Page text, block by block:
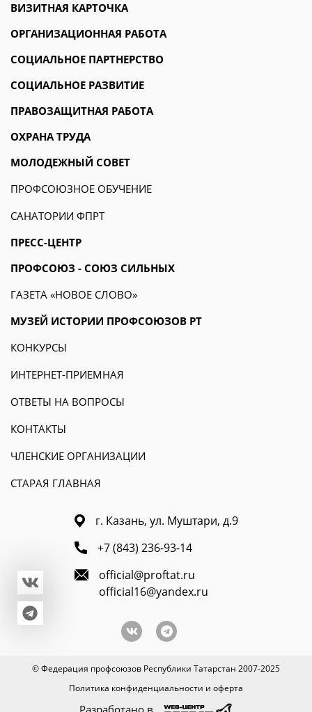
ВИЗИТНАЯ КАРТОЧКА
ОРГАНИЗАЦИОННАЯ РАБОТА
СОЦИАЛЬНОЕ ПАРТНЕРСТВО
СОЦИАЛЬНОЕ РАЗВИТИЕ
ПРАВОЗАЩИТНАЯ РАБОТА
ОХРАНА ТРУДА
МОЛОДЕЖНЫЙ СОВЕТ
ПРОФСОЮЗНОЕ ОБУЧЕНИЕ
САНАТОРИИ ФПРТ
ПРЕСС-ЦЕНТР
ПРОФСОЮЗ - СОЮЗ СИЛЬНЫХ
ГАЗЕТА «НОВОЕ СЛОВО»
МУЗЕЙ ИСТОРИИ ПРОФСОЮЗОВ РТ
КОНКУРСЫ
ИНТЕРНЕТ-ПРИЕМНАЯ
ОТВЕТЫ НА ВОПРОСЫ
КОНТАКТЫ
ЧЛЕНСКИЕ ОРГАНИЗАЦИИ
СТАРАЯ ГЛАВНАЯ
г. Казань, ул. Муштари, д.9
+7 (843) 236-93-14
official@proftat.ru
official16@yandex.ru
© Федерация профсоюзов Республики Татарстан 2007-2025
Политика конфиденциальности и оферта
Разработано в